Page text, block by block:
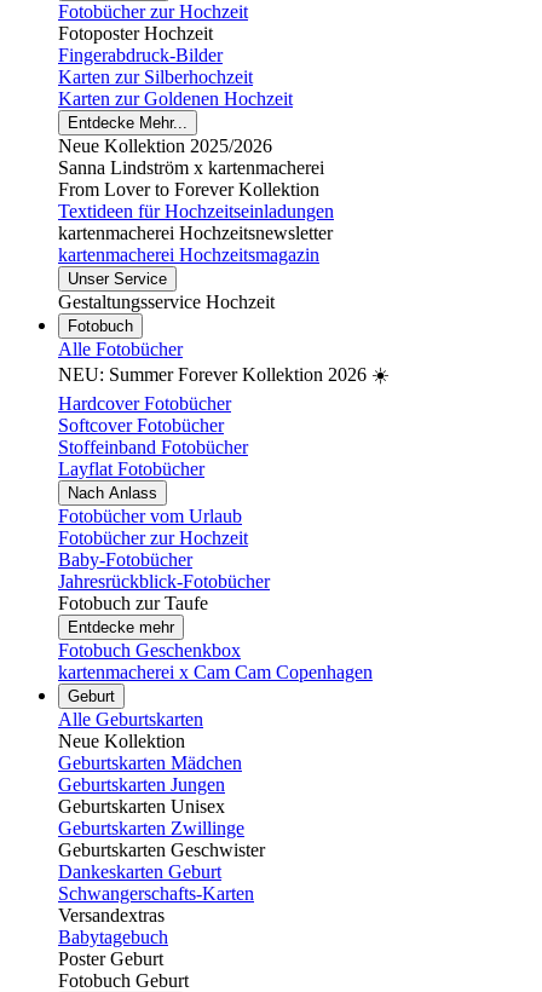
Fotobücher zur Hochzeit
Fotoposter Hochzeit
Fingerabdruck-Bilder
Karten zur Silberhochzeit
Karten zur Goldenen Hochzeit
Entdecke Mehr...
Neue Kollektion 2025/2026
Sanna Lindström x kartenmacherei
From Lover to Forever Kollektion
Textideen für Hochzeitseinladungen
kartenmacherei Hochzeitsnewsletter
kartenmacherei Hochzeitsmagazin
Unser Service
Gestaltungsservice Hochzeit
Fotobuch
Alle Fotobücher
NEU: Summer Forever Kollektion 2026 ☀️
Hardcover Fotobücher
Softcover Fotobücher
Stoffeinband Fotobücher
Layflat Fotobücher
Nach Anlass
Fotobücher vom Urlaub
Fotobücher zur Hochzeit
Baby-Fotobücher
Jahresrückblick-Fotobücher
Fotobuch zur Taufe
Entdecke mehr
Fotobuch Geschenkbox
kartenmacherei x Cam Cam Copenhagen
Geburt
Alle Geburtskarten
Neue Kollektion
Geburtskarten Mädchen
Geburtskarten Jungen
Geburtskarten Unisex
Geburtskarten Zwillinge
Geburtskarten Geschwister
Dankeskarten Geburt
Schwangerschafts-Karten
Versandextras
Babytagebuch
Poster Geburt
Fotobuch Geburt